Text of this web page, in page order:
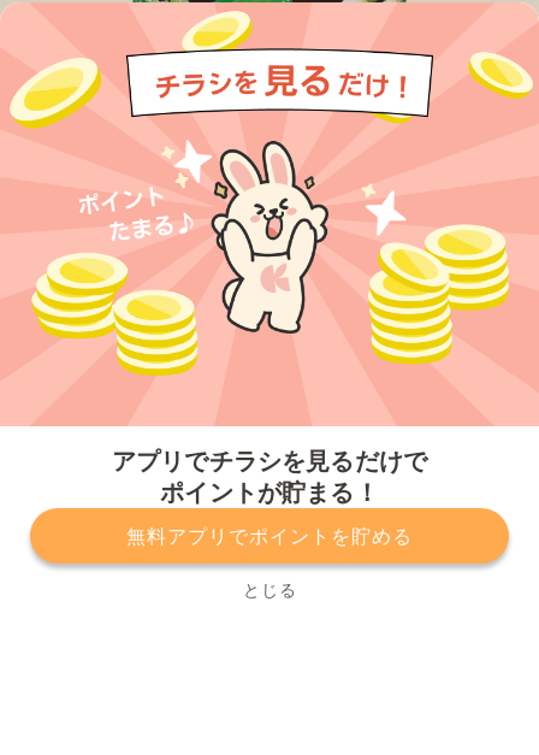
アプリでチラシを見るだけで
ポイントが貯まる！
無料アプリでポイントを貯める
とじる
プライバシーポリシー 利用規約
運営会社
サービスに関してのお問い合わせ